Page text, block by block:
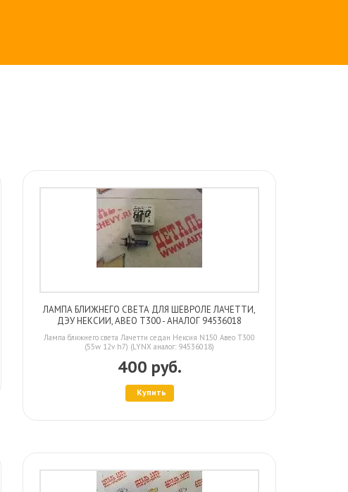
ЛАМПА БЛИЖНЕГО СВЕТА ДЛЯ ШЕВРОЛЕ ЛАЧЕТТИ,
ДЭУ НЕКСИИ, АВЕО Т300 - АНАЛОГ 94536018
Лампа ближнего света Лачетти седан Нексия N150 Авео Т300
(55w 12v h7) (LYNX аналог: 94536018)
400 руб.
Купить